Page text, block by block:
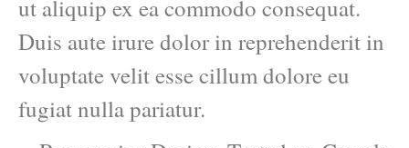
ut aliquip ex ea commodo consequat.
Duis aute irure dolor in reprehenderit in
voluptate velit esse cillum dolore eu
fugiat nulla pariatur.